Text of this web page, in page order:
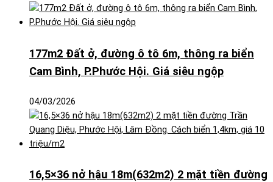
177m2 Đất ở, đường ô tô 6m, thông ra biển
Cam Bình, P.Phước Hội. Giá siêu ngộp
04/03/2026
16,5×36 nở hậu 18m(632m2) 2 mặt tiền đường